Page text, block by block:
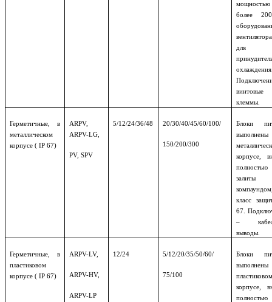
мощностью
более
для
винтовые
клеммы.
Герметичные, в
металлическом
корпусе ( IP 67)
ARPV,
ARPV-LG,
PV, SPV
5/12/24/36/48 20/30/40/45/60/100/
150/200/300
Блоки
корпусе,
полностью
залиты
класс
67.
–
выводы.
Герметичные, в
пластиковом
корпусе ( IP 67)
ARPV-LV,
ARPV-HV,
ARPV-LP
12/24 5/12/20/35/50/60/
75/100
Блоки
корпусе,
полностью